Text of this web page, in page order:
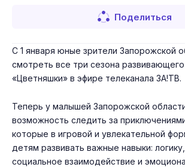
Поделиться
С 1 января юные зрители Запорожской
смотреть все три сезона
«Цветняшки» в эфире телеканала ЗА!ТВ.
Теперь у малышей Запорожской
возможность следить за
которые в игровой и увлекательной
детям развивать важные навыки:
социальное взаимодействие и